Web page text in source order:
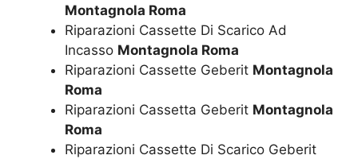
Montagnola Roma
Riparazioni Cassette Di Scarico Ad
Incasso Montagnola Roma
Riparazioni Cassette Geberit Montagnola
Roma
Riparazioni Cassetta Geberit Montagnola
Roma
Riparazioni Cassette Di Scarico Geberit